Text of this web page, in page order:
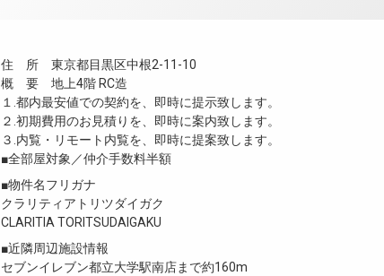
住 所 東京都目黒区中根2-11-10
概 要 地上4階 RC造
１.都内最安値での契約を、即時に提示致します。
２.初期費用のお見積りを、即時に案内致します。
３.内覧・リモート内覧を、即時に提案致します。
■全部屋対象／仲介手数料半額
■物件名フリガナ
クラリティアトリツダイガク
CLARITIA TORITSUDAIGAKU
■近隣周辺施設情報
セブンイレブン都立大学駅南店まで約160m